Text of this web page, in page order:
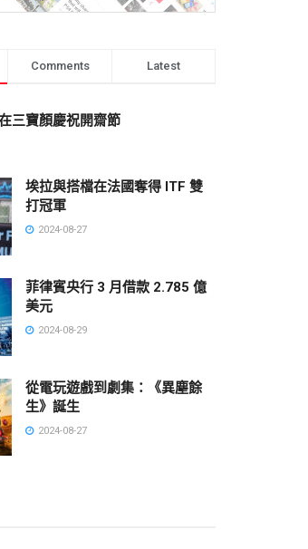
Comments Latest
三寶顏慶祝開齋節
埃拉與搭檔在法國奪得 ITF 雙
打冠軍
2024-08-27
菲律賓央行 3 月借款 2.785 億
美元
2024-08-29
從電玩遊戲到劇集：《異塵餘
生》誕生
2024-08-27